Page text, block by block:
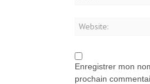
Enregistrer mon
prochain